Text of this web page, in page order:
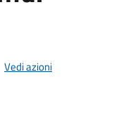
Vedi azioni